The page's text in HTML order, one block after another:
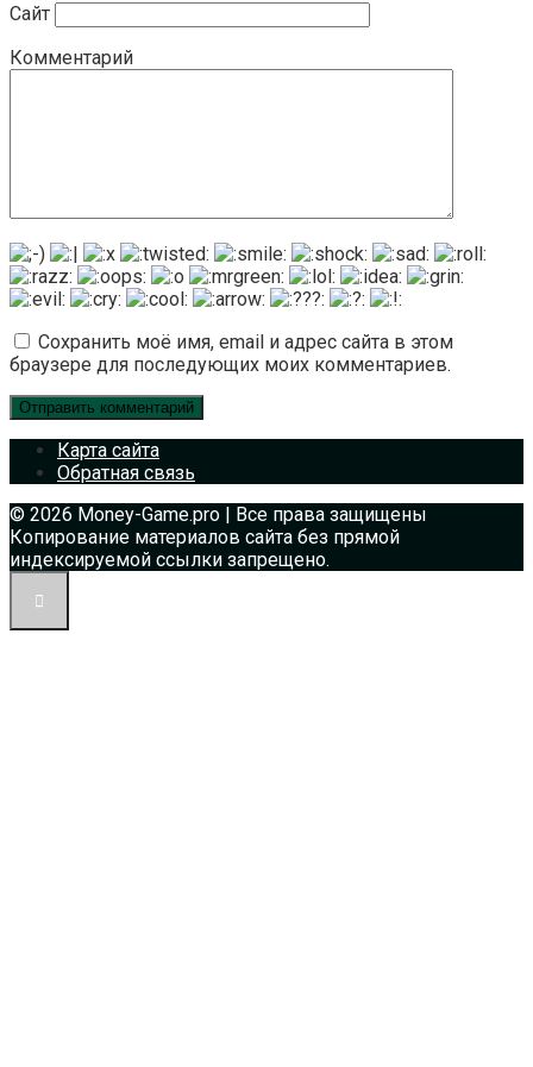
Сайт
Комментарий
Сохранить моё имя, email и адрес сайта в этом
браузере для последующих моих комментариев.
Карта сайта
Обратная связь
© 2026 Money-Game.pro | Все права защищены
Копирование материалов сайта без прямой
индексируемой ссылки запрещено.